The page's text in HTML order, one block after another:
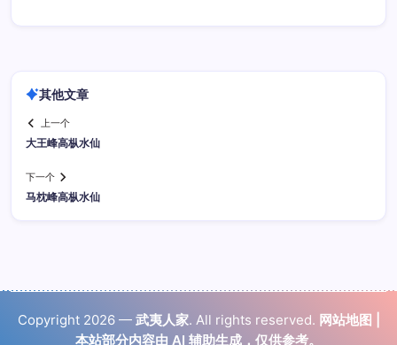
其他文章
上一个
大王峰高枞水仙
下一个
马枕峰高枞水仙
Copyright 2026 — 武夷人家. All rights reserved. 网站地图
本站部分内容由 AI 辅助生成，仅供参考。